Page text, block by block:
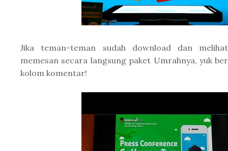
Jika teman-teman sudah download dan
memesan secara langsung paket Umrahnya, yuk
kolom komentar!